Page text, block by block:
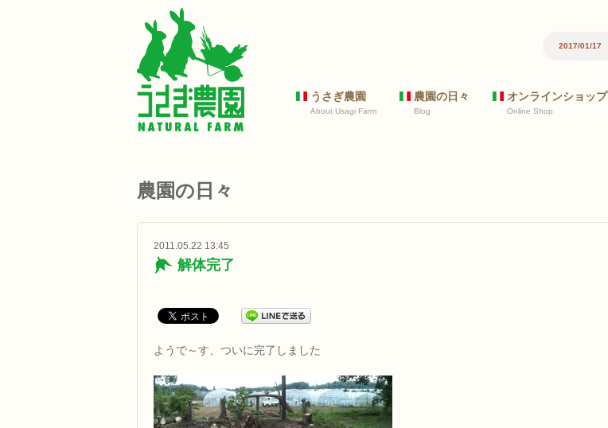
2017/01/17
うさぎ農園
About Usagi Farm
農園の日々
Blog
オンラインショップ
Online Shop
農園の日々
2011.05.22 13:45
解体完了
ようで～す、ついに完了しました